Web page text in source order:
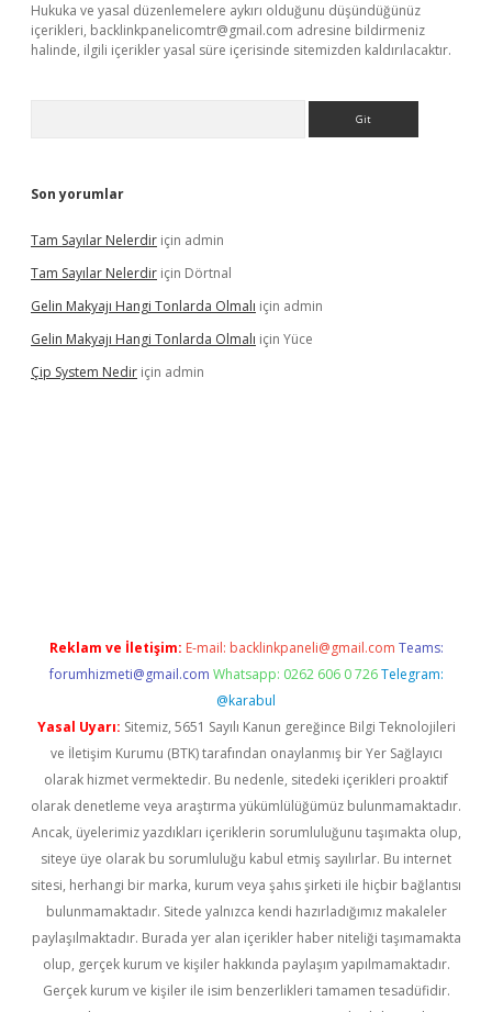
Hukuka ve yasal düzenlemelere aykırı olduğunu düşündüğünüz
içerikleri, backlinkpanelicomtr@gmail.com adresine bildirmeniz
halinde, ilgili içerikler yasal süre içerisinde sitemizden kaldırılacaktır.
Son yorumlar
Tam Sayılar Nelerdir için admin
Tam Sayılar Nelerdir için Dörtnal
Gelin Makyajı Hangi Tonlarda Olmalı için admin
Gelin Makyajı Hangi Tonlarda Olmalı için Yüce
Çip System Nedir için admin
Reklam ve İletişim: E-mail: backlinkpaneli@gmail.com Teams:
forumhizmeti@gmail.com Whatsapp: 0262 606 0 726 Telegram:
@karabul
Yasal Uyarı: Sitemiz, 5651 Sayılı Kanun gereğince Bilgi Teknolojileri
ve İletişim Kurumu (BTK) tarafından onaylanmış bir Yer Sağlayıcı
olarak hizmet vermektedir. Bu nedenle, sitedeki içerikleri proaktif
olarak denetleme veya araştırma yükümlülüğümüz bulunmamaktadır.
Ancak, üyelerimiz yazdıkları içeriklerin sorumluluğunu taşımakta olup,
siteye üye olarak bu sorumluluğu kabul etmiş sayılırlar. Bu internet
sitesi, herhangi bir marka, kurum veya şahıs şirketi ile hiçbir bağlantısı
bulunmamaktadır. Sitede yalnızca kendi hazırladığımız makaleler
paylaşılmaktadır. Burada yer alan içerikler haber niteliği taşımamakta
olup, gerçek kurum ve kişiler hakkında paylaşım yapılmamaktadır.
Gerçek kurum ve kişiler ile isim benzerlikleri tamamen tesadüfidir.